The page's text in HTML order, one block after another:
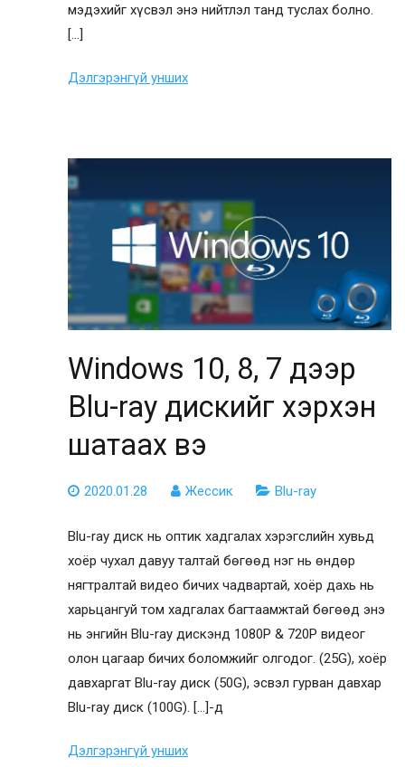
мэдэхийг хүсвэл энэ нийтлэл танд туслах болно.
[…]
Дэлгэрэнгүй унших
Windows 10, 8, 7 дээр
Blu-ray дискийг хэрхэн
шатаах вэ
2020.01.28 Жессик Blu-ray
Blu-ray диск нь оптик хадгалах хэрэгслийн хувьд
хоёр чухал давуу талтай бөгөөд нэг нь өндөр
нягтралтай видео бичих чадвартай, хоёр дахь нь
харьцангуй том хадгалах багтаамжтай бөгөөд энэ
нь энгийн Blu-ray дискэнд 1080P & 720P видеог
олон цагаар бичих боломжийг олгодог. (25G), хоёр
давхаргат Blu-ray диск (50G), эсвэл гурван давхар
Blu-ray диск (100G). […]-д
Дэлгэрэнгүй унших